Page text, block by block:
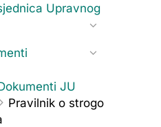
Upravnog
JU
Pravilnik o strogo